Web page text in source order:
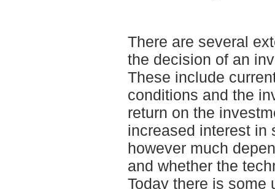
There are several
the decision of an
These include
conditions and the
return on the
increased interest in
however much
and whether the
Today there is some